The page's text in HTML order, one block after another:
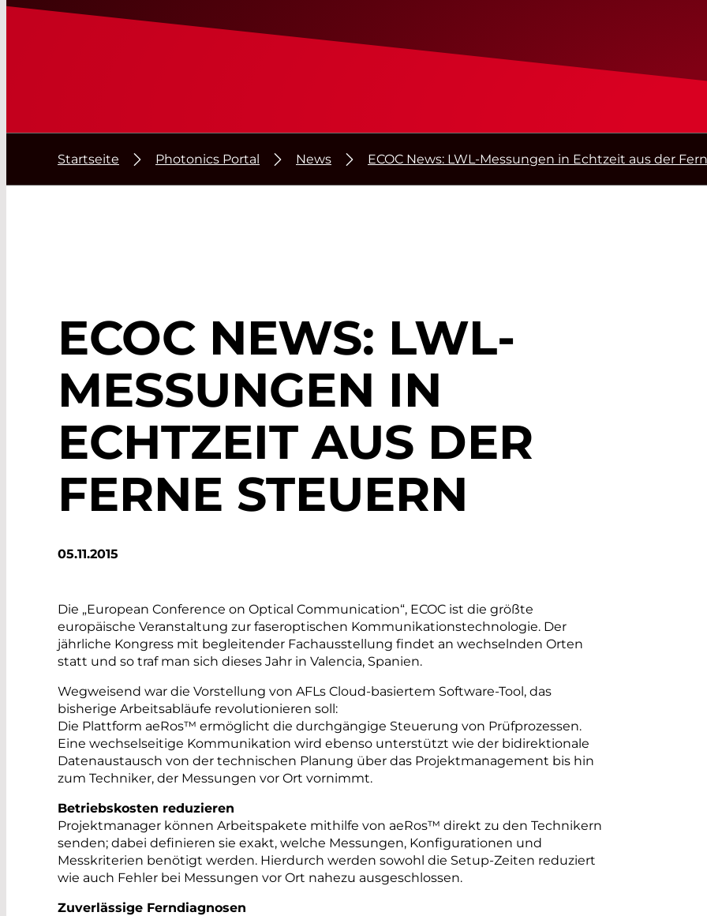
Startseite Photonics Portal News ECOC News: LWL-Messungen in Echtzeit aus der
ECOC NEWS: LWL-
MESSUNGEN IN
ECHTZEIT AUS DER
FERNE STEUERN
05.11.2015
Die „European Conference on Optical Communication“, ECOC ist die größte
europäische Veranstaltung zur faseroptischen Kommunikationstechnologie. Der
jährliche Kongress mit begleitender Fachausstellung findet an wechselnden Orten
statt und so traf man sich dieses Jahr in Valencia, Spanien.
Wegweisend war die Vorstellung von AFLs Cloud-basiertem Software-Tool, das
bisherige Arbeitsabläufe revolutionieren soll:
Die Plattform aeRos™ ermöglicht die durchgängige Steuerung von Prüfprozessen.
Eine wechselseitige Kommunikation wird ebenso unterstützt wie der bidirektionale
Datenaustausch von der technischen Planung über das Projektmanagement bis hin
zum Techniker, der Messungen vor Ort vornimmt.
Betriebskosten reduzieren
Projektmanager können Arbeitspakete mithilfe von aeRos™ direkt zu den Technikern
senden; dabei definieren sie exakt, welche Messungen, Konfigurationen und
Messkriterien benötigt werden. Hierdurch werden sowohl die Setup-Zeiten reduziert
wie auch Fehler bei Messungen vor Ort nahezu ausgeschlossen.
Zuverlässige Ferndiagnosen